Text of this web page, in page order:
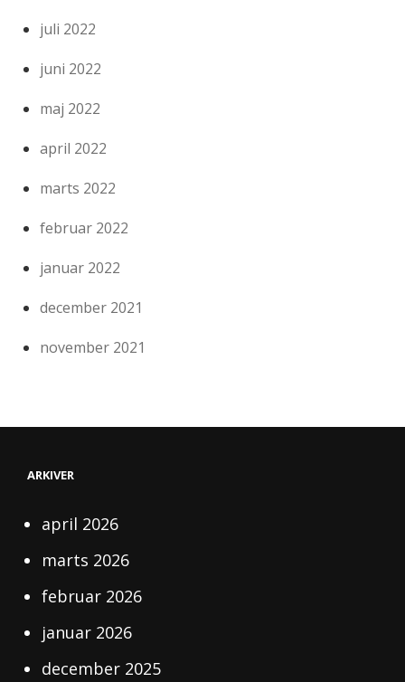
juli 2022
juni 2022
maj 2022
april 2022
marts 2022
februar 2022
januar 2022
december 2021
november 2021
ARKIVER
april 2026
marts 2026
februar 2026
januar 2026
december 2025